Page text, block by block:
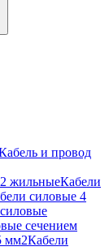
и провод
жильныеКабели
силовые 4
сечением
мм2Кабели